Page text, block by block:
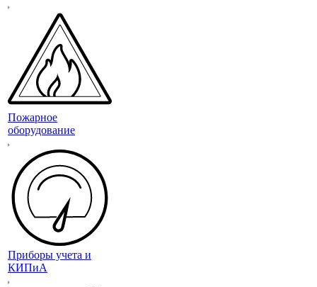
Пожарное
оборудование
Приборы учета и
КИПиА